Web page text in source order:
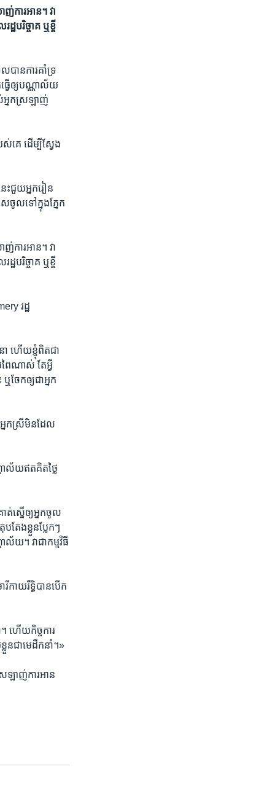
ការ​អាន។​ វា​
ឋ​បរិច្ចាគ​ ឬ​ខ្ចី​
ាន​ការ​គាំទ្រ​
វើ​ឲ្យ​បណ្ណាល័យ​
អ្នក​ស្រឡាញ់​
គេ​ ដើម្បី​ស្វែង​
ះ​ជួយ​អ្នក​រៀន​
ចូល​ទៅ​ក្នុង​ភ្នែក​
ការ​អាន។​ វា​
ឋ​បរិច្ចាគ​ ឬ​ខ្ចី​
រដ្ឋ​
ហើយ​ខ្ញុំ​ពិត​ជា​
ៃ​ណាស់ តែ​អ្វី​
ចែក​ឲ្យ​ជា​អ្នក
នកស្រី​មិន​ដែល​
ាល័យ​ឥត​គិត​ថ្លៃ​
ត់​ស្នើ​ឲ្យ​អ្នកចូល
ង​ខ្លួន​ប្លែកៗ
យ។​ ​វា​ជា​កម្មវិធី​
កាយរឹទ្ធិបាន​បើក​
ហើយ​កិច្ច​ការ
លួន​ជា​មេ​ដឹក​នាំ។»​
ឡាញ់​ការ​អាន